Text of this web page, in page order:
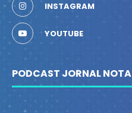
INSTAGRAM
YOUTUBE
PODCAST JORNAL NOTA